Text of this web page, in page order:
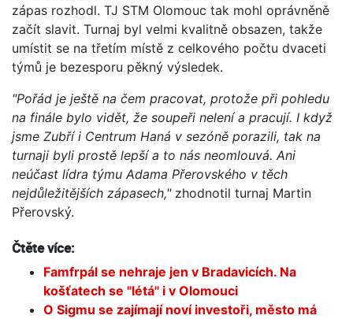
zápas rozhodl. TJ STM Olomouc tak mohl oprávněně
začít slavit. Turnaj byl velmi kvalitně obsazen, takže
umístit se na třetím místě z celkového počtu dvaceti
týmů je bezesporu pěkný výsledek.
"Pořád je ještě na čem pracovat, protože při pohledu
na finále bylo vidět, že soupeři nelení a pracují. I když
jsme Zubří i Centrum Haná v sezóně porazili, tak na
turnaji byli prostě lepší a to nás neomlouvá. Ani
neúčast lídra týmu Adama Přerovského v těch
nejdůležitějších zápasech,"zhodnotil turnaj Martin
Přerovský.
Čtěte více:
Famfrpál se nehraje jen v Bradavicích. Na
košťatech se "létá" i v Olomouci
O Sigmu se zajímají noví investoři, město má